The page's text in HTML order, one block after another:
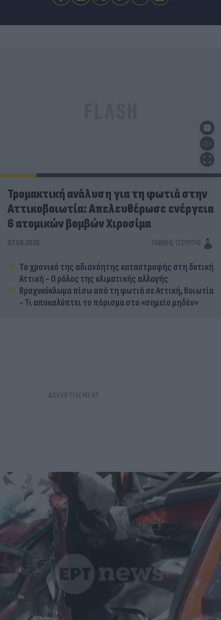
Τρομακτική ανάλυση για τη φωτιά στην
Αττικοβοιωτία: Απελευθέρωσε ενέργεια
6 ατομικών βομβών Χιροσίμα
07.08.2026 ΓΙΆΝΝΗΣ ΤΣΟΎΡΤΗΣ
Το χρονικό της αδιανόητης καταστροφής στη δυτική
Αττική - Ο ρόλος της κλιματικής αλλαγής
Βραχυκύκλωμα πίσω από τη φωτιά σε Αττική, Βοιωτία
- Τι αποκαλύπτει το πόρισμα στο «σημείο μηδέν»